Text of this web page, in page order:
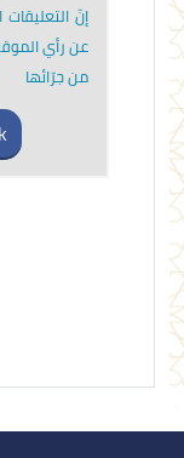
إنّ
عن رأي
من جرّائها